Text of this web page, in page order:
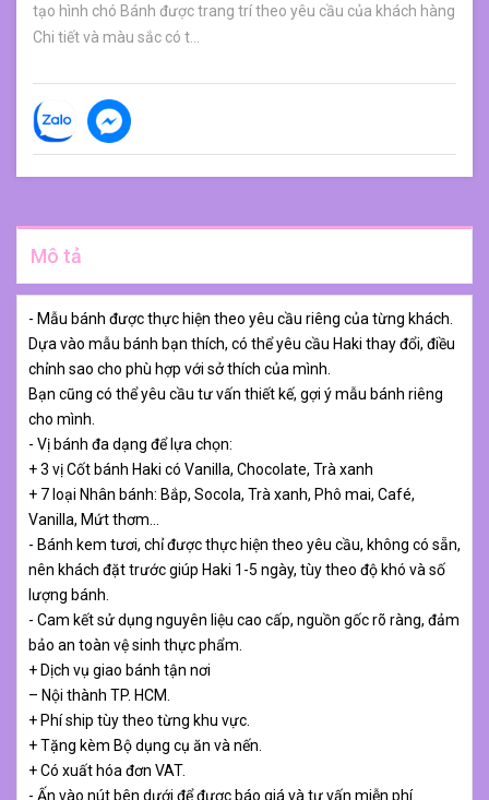
tạo hình chó Bánh được trang trí theo yêu cầu của khách hàng
Chi tiết và màu sắc có t...
Mô tả
- Mẫu bánh được thực hiện theo yêu cầu riêng của từng khách.
Dựa vào mẫu bánh bạn thích, có thể yêu cầu Haki thay đổi, điều
chỉnh sao cho phù hợp với sở thích của mình.
Bạn cũng có thể yêu cầu tư vấn thiết kế, gợi ý mẫu bánh riêng
cho mình.
- Vị bánh đa dạng để lựa chọn:
+ 3 vị Cốt bánh Haki có Vanilla, Chocolate, Trà xanh
+ 7 loại Nhân bánh: Bắp, Socola, Trà xanh, Phô mai, Café,
Vanilla, Mứt thơm…
- Bánh kem tươi, chỉ được thực hiện theo yêu cầu, không có sẵn,
nên khách đặt trước giúp Haki 1-5 ngày, tùy theo độ khó và số
lượng bánh.
- Cam kết sử dụng nguyên liệu cao cấp, nguồn gốc rõ ràng, đảm
bảo an toàn vệ sinh thực phẩm.
+ Dịch vụ giao bánh tận nơi
– Nội thành TP. HCM.
+ Phí ship tùy theo từng khu vực.
+ Tặng kèm Bộ dụng cụ ăn và nến.
+ Có xuất hóa đơn VAT.
- Ấn vào nút bên dưới để được báo giá và tư vấn miễn phí.